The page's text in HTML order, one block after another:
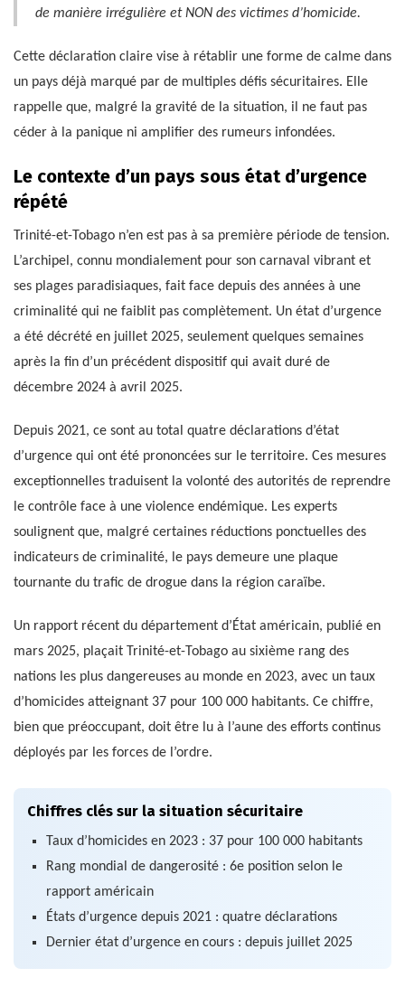
de manière irrégulière et NON des victimes d’homicide.
Cette déclaration claire vise à rétablir une forme de calme dans
un pays déjà marqué par de multiples défis sécuritaires. Elle
rappelle que, malgré la gravité de la situation, il ne faut pas
céder à la panique ni amplifier des rumeurs infondées.
Le contexte d’un pays sous état d’urgence
répété
Trinité-et-Tobago n’en est pas à sa première période de tension.
L’archipel, connu mondialement pour son carnaval vibrant et
ses plages paradisiaques, fait face depuis des années à une
criminalité qui ne faiblit pas complètement. Un état d’urgence
a été décrété en juillet 2025, seulement quelques semaines
après la fin d’un précédent dispositif qui avait duré de
décembre 2024 à avril 2025.
Depuis 2021, ce sont au total quatre déclarations d’état
d’urgence qui ont été prononcées sur le territoire. Ces mesures
exceptionnelles traduisent la volonté des autorités de reprendre
le contrôle face à une violence endémique. Les experts
soulignent que, malgré certaines réductions ponctuelles des
indicateurs de criminalité, le pays demeure une plaque
tournante du trafic de drogue dans la région caraïbe.
Un rapport récent du département d’État américain, publié en
mars 2025, plaçait Trinité-et-Tobago au sixième rang des
nations les plus dangereuses au monde en 2023, avec un taux
d’homicides atteignant 37 pour 100 000 habitants. Ce chiffre,
bien que préoccupant, doit être lu à l’aune des efforts continus
déployés par les forces de l’ordre.
Chiffres clés sur la situation sécuritaire
Taux d’homicides en 2023 : 37 pour 100 000 habitants
Rang mondial de dangerosité : 6e position selon le
rapport américain
États d’urgence depuis 2021 : quatre déclarations
Dernier état d’urgence en cours : depuis juillet 2025